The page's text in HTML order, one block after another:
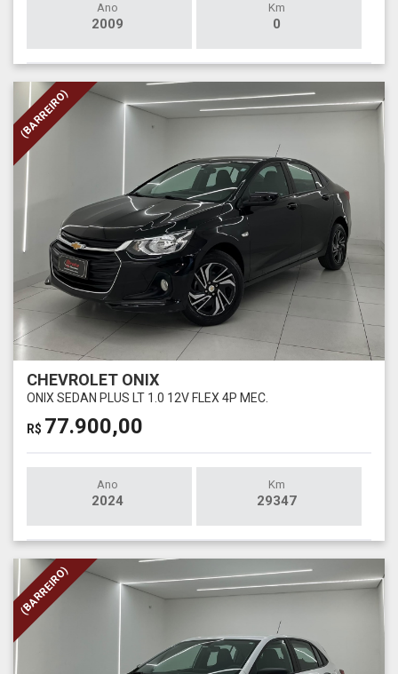
Ano
2009
Km
0
(BARREIRO)
CHEVROLET ONIX
ONIX SEDAN PLUS LT 1.0 12V FLEX 4P MEC.
R$ 77.900,00
Ano
2024
Km
29347
(BARREIRO)